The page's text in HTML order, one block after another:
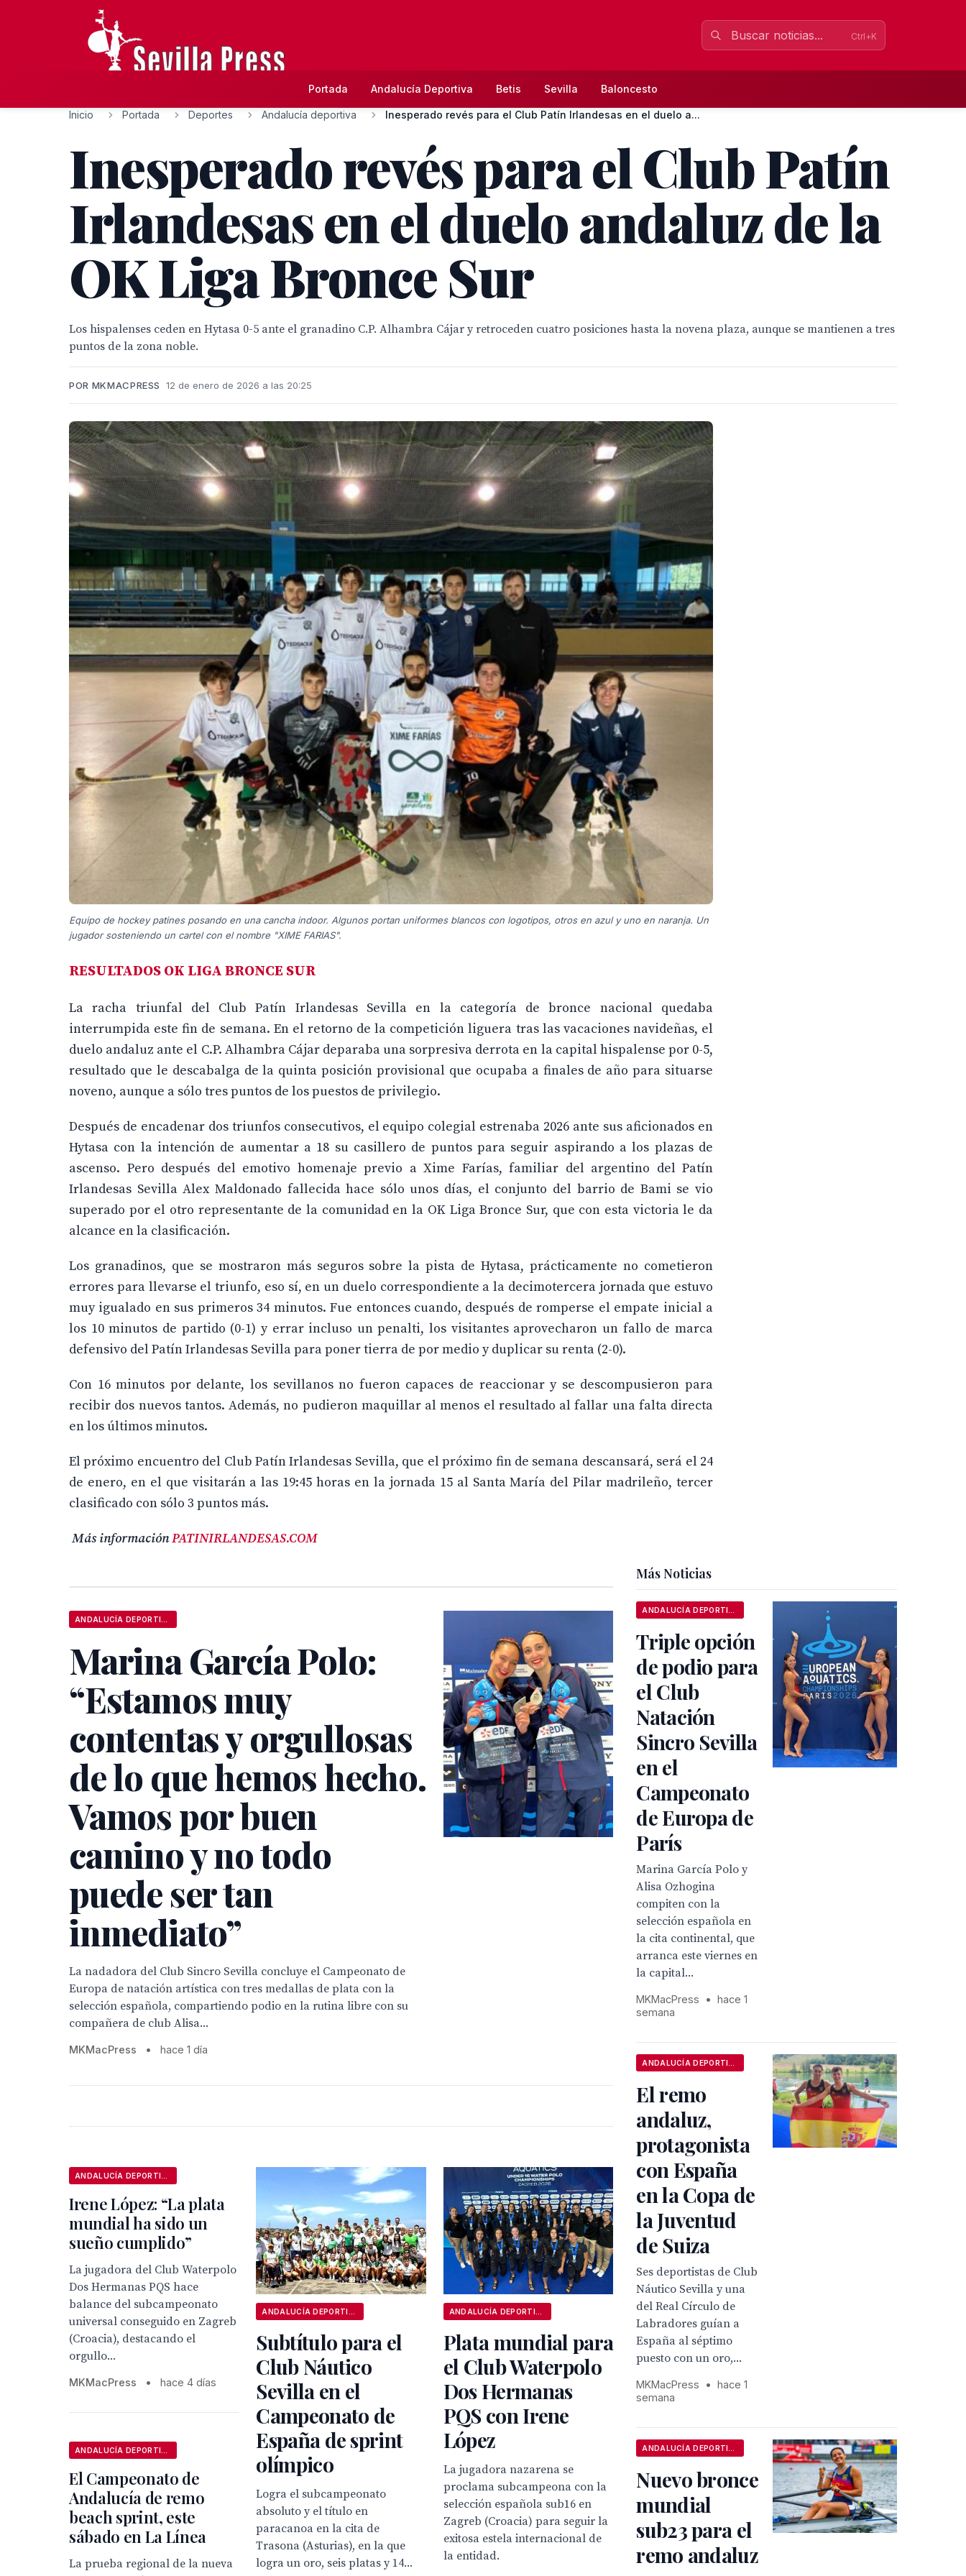
Ctrl+K
Portada Andalucía Deportiva Betis Sevilla Baloncesto
Inicio Portada Deportes Andalucía deportiva Inesperado revés para el Club Patín Irlandesas en el duelo a...
Inesperado revés para el Club Patín
Irlandesas en el duelo andaluz de la
OK Liga Bronce Sur
Los hispalenses ceden en Hytasa 0-5 ante el granadino C.P. Alhambra Cájar y retroceden cuatro posiciones hasta la novena plaza, aunque se mantienen a tres
puntos de la zona noble.
POR MKMACPRESS 12 de enero de 2026 a las 20:25
Equipo de hockey patines posando en una cancha indoor. Algunos portan uniformes blancos con logotipos, otros en azul y uno en naranja. Un
jugador sosteniendo un cartel con el nombre "XIME FARIAS".
RESULTADOS OK LIGA BRONCE SUR
La racha triunfal del Club Patín Irlandesas Sevilla en la categoría de bronce nacional quedaba
interrumpida este fin de semana. En el retorno de la competición liguera tras las vacaciones navideñas, el
duelo andaluz ante el C.P. Alhambra Cájar deparaba una sorpresiva derrota en la capital hispalense por 0-5,
resultado que le descabalga de la quinta posición provisional que ocupaba a finales de año para situarse
noveno, aunque a sólo tres puntos de los puestos de privilegio.
Después de encadenar dos triunfos consecutivos, el equipo colegial estrenaba 2026 ante sus aficionados en
Hytasa con la intención de aumentar a 18 su casillero de puntos para seguir aspirando a los plazas de
ascenso. Pero después del emotivo homenaje previo a Xime Farías, familiar del argentino del Patín
Irlandesas Sevilla Alex Maldonado fallecida hace sólo unos días, el conjunto del barrio de Bami se vio
superado por el otro representante de la comunidad en la OK Liga Bronce Sur, que con esta victoria le da
alcance en la clasificación.
Los granadinos, que se mostraron más seguros sobre la pista de Hytasa, prácticamente no cometieron
errores para llevarse el triunfo, eso sí, en un duelo correspondiente a la decimotercera jornada que estuvo
muy igualado en sus primeros 34 minutos. Fue entonces cuando, después de romperse el empate inicial a
los 10 minutos de partido (0-1) y errar incluso un penalti, los visitantes aprovecharon un fallo de marca
defensivo del Patín Irlandesas Sevilla para poner tierra de por medio y duplicar su renta (2-0).
Con 16 minutos por delante, los sevillanos no fueron capaces de reaccionar y se descompusieron para
recibir dos nuevos tantos. Además, no pudieron maquillar al menos el resultado al fallar una falta directa
en los últimos minutos.
El próximo encuentro del Club Patín Irlandesas Sevilla, que el próximo fin de semana descansará, será el 24
de enero, en el que visitarán a las 19:45 horas en la jornada 15 al Santa María del Pilar madrileño, tercer
clasificado con sólo 3 puntos más.
Más informaciónPATINIRLANDESAS.COM
Marina García Polo:
“Estamos muy
contentas y orgullosas
de lo que hemos hecho.
Vamos por buen
camino y no todo
puede ser tan
inmediato”
La nadadora del Club Sincro Sevilla concluye el Campeonato de
Europa de natación artística con tres medallas de plata con la
selección española, compartiendo podio en la rutina libre con su
compañera de club Alisa...
MKMacPress • hace 1 día
Irene López: “La plata
mundial ha sido un
sueño cumplido”
La jugadora del Club Waterpolo
Dos Hermanas PQS hace
balance del subcampeonato
universal conseguido en Zagreb
(Croacia), destacando el
orgullo...
MKMacPress • hace 4 días
Subtítulo para el
Club Náutico
Sevilla en el
Campeonato de
España de sprint
olímpico
Logra el subcampeonato
absoluto y el título en
paracanoa en la cita de
Trasona (Asturias), en la que
logra un oro, seis platas y 14...
Plata mundial para
el Club Waterpolo
Dos Hermanas
PQS con Irene
López
La jugadora nazarena se
proclama subcampeona con la
selección española sub16 en
Zagreb (Croacia) para seguir la
exitosa estela internacional de
la entidad.
El Campeonato de
Andalucía de remo
beach sprint, este
sábado en La Línea
La prueba regional de la nueva
Más Noticias
Triple opción
de podio para
el Club
Natación
Sincro Sevilla
en el
Campeonato
de Europa de
París
Marina García Polo y
Alisa Ozhogina
compiten con la
selección española en
la cita continental, que
arranca este viernes en
la capital...
MKMacPress •
hace 1
semana
El remo
andaluz,
protagonista
con España
en la Copa de
la Juventud
de Suiza
Ses deportistas de Club
Náutico Sevilla y una
del Real Círculo de
Labradores guían a
España al séptimo
puesto con un oro,...
MKMacPress •
hace 1
semana
Nuevo bronce
mundial
sub23 para el
remo andaluz